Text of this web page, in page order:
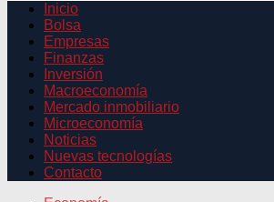
Inicio
Bolsa
Empresas
Finanzas
Inversión
Macroeconomía
Mercado inmobiliario
Microeconomía
Noticias
Nuevas tecnologías
Contacto